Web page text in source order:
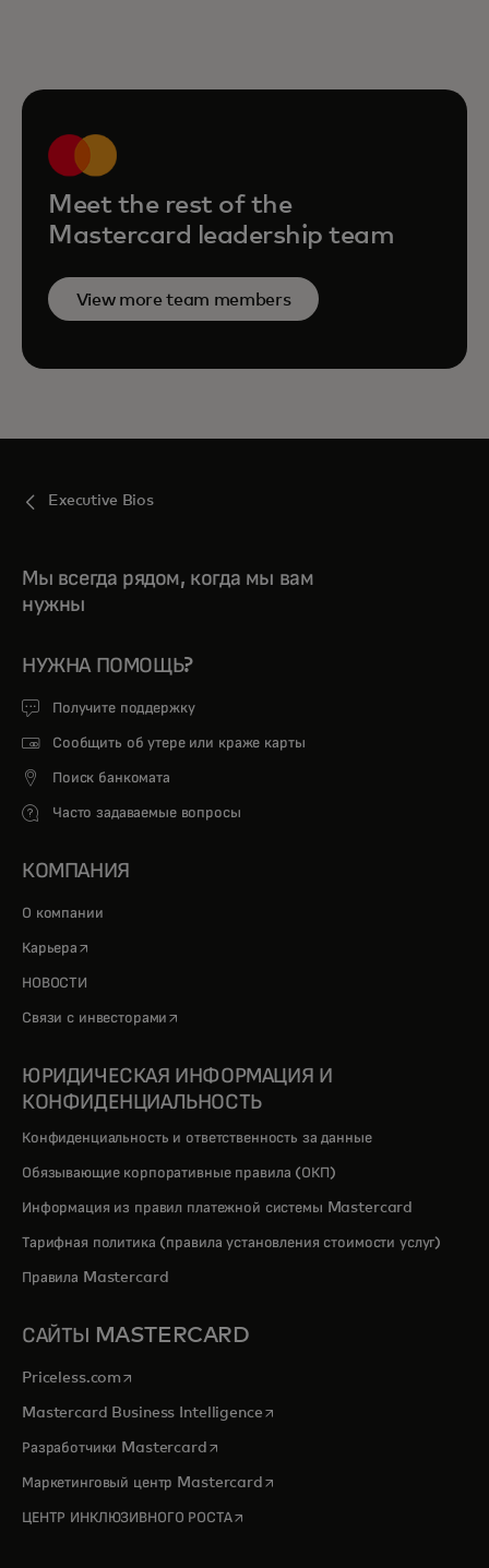
Meet the rest of the
Mastercard leadership team
View more team members
Executive Bios
Мы всегда рядом, когда мы вам
нужны
НУЖНА ПОМОЩЬ?
Получите поддержку
Сообщить об утере или краже карты
Поиск банкомата
Часто задаваемые вопросы
КОМПАНИЯ
О компании
Карьера opens in a new tab
НОВОСТИ
Связи с инвесторами opens in a new tab
ЮРИДИЧЕСКАЯ ИНФОРМАЦИЯ И
КОНФИДЕНЦИАЛЬНОСТЬ
Конфиденциальность и ответственность за данные
Обязывающие корпоративные правила (ОКП)
Информация из правил платежной системы Mastercard
Тарифная политика (правила установления стоимости услуг)
Правила Mastercard
САЙТЫ MASTERCARD
Priceless.com opens in a new tab
Mastercard Business Intelligenceopens in a new tab
Разработчики Mastercardopens in a new tab
Маркетинговый центр Mastercardopens in a new tab
ЦЕНТР ИНКЛЮЗИВНОГО РОСТАopens in a new tab